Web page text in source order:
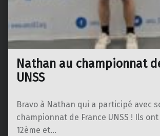
Nathan au championnat
UNSS
Bravo à Nathan qui a participé avec
championnat de France UNSS ! Ils
12ème et…